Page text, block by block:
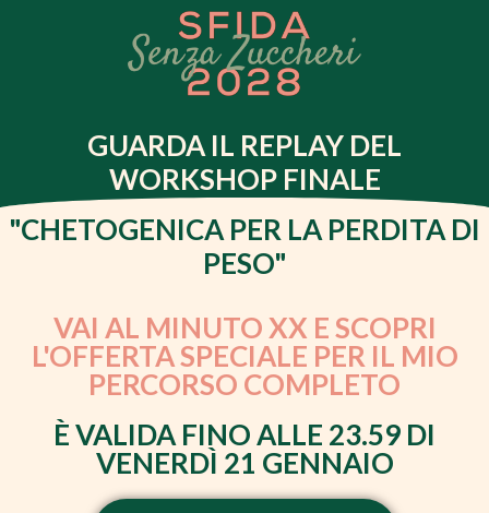
GUARDA IL REPLAY DEL
WORKSHOP FINALE
"CHETOGENICA PER LA PERDITA DI
PESO"
VAI AL MINUTO XX E SCOPRI
L'OFFERTA SPECIALE PER IL MIO
PERCORSO COMPLETO
È VALIDA FINO ALLE 23.59 DI
VENERDÌ 21 GENNAIO